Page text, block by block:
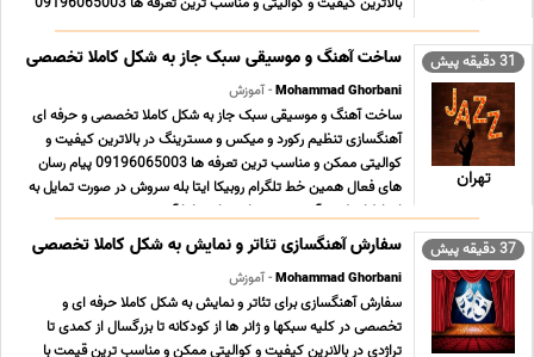
پیام رسان های فعال همین خط تلگرام روبیکا ایتا بله سروش در صورت
تمایل به ارتباط از طریق آیدی همه پیام رسان ها ب ... ...
31 دقیقه پیش
تهران
ساخت آهنگ و موسیقی سبک جاز به شکل کاملا تخصصی
Mohammad Ghorbani- آموزش
ساخت آهنگ و موسیقی سبک جاز به شکل کاملا تخصصی و حرفه ای
آهنگسازی تنظیم رکورد و میکس و مسترینگ در بالاترین کیفیت و
کوالیتی ممکن و مناسب ترین تعرفه ها 09196065003 پیام رسان
های فعال همین خط تلگرام روبیکا ایتا بله سروش در صورت تمایل به
ارتباط از طریق آیدی همه پیام رسان ها با آیدی ... ...
37 دقیقه پیش سفارش آهنگسازی تئاتر و نمایش به شکل کاملا تخصصی
Mohammad Ghorbani- آموزش
سفارش آهنگسازی برای تئاتر و نمایش به شکل کاملا حرفه ای و
تخصصی در کلیه سبکها و ژانر ها از کودکانه تا بزرگسال از کمدی تا
تراژدی در بالانرین کیفیت و کوالیتی ممکن و مناسب ترین قیمت با